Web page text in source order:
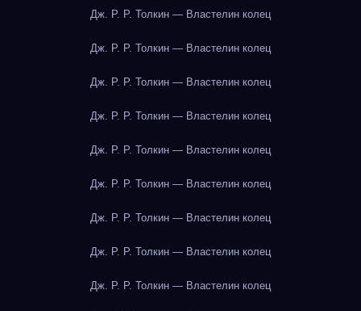
Дж. Р. Р. Толкин — Властелин колец
Дж. Р. Р. Толкин — Властелин колец
Дж. Р. Р. Толкин — Властелин колец
Дж. Р. Р. Толкин — Властелин колец
Дж. Р. Р. Толкин — Властелин колец
Дж. Р. Р. Толкин — Властелин колец
Дж. Р. Р. Толкин — Властелин колец
Дж. Р. Р. Толкин — Властелин колец
Дж. Р. Р. Толкин — Властелин колец